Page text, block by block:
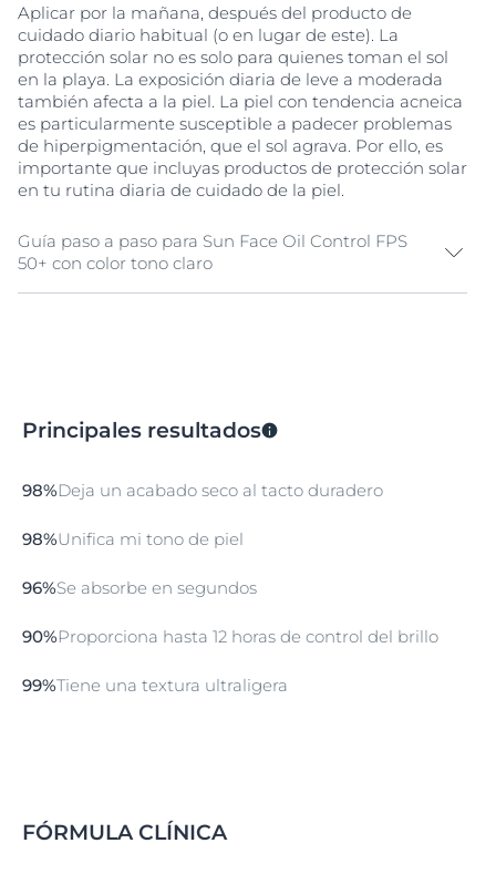
Aplicar por la mañana, después del producto de
cuidado diario habitual (o en lugar de este). La
protección solar no es solo para quienes toman el sol
en la playa. La exposición diaria de leve a moderada
también afecta a la piel. La piel con tendencia acneica
es particularmente susceptible a padecer problemas
de hiperpigmentación, que el sol agrava. Por ello, es
importante que incluyas productos de protección solar
en tu rutina diaria de cuidado de la piel.
Guía paso a paso para Sun Face Oil Control FPS
50+ con color tono claro
ambos tratamientos pueden potenciar la sensibilidad
Principales resultados
98%Deja un acabado seco al tacto duradero
98%Unifica mi tono de piel
96%Se absorbe en segundos
90%Proporciona hasta 12 horas de control del brillo
99%Tiene una textura ultraligera
FÓRMULA CLÍNICA